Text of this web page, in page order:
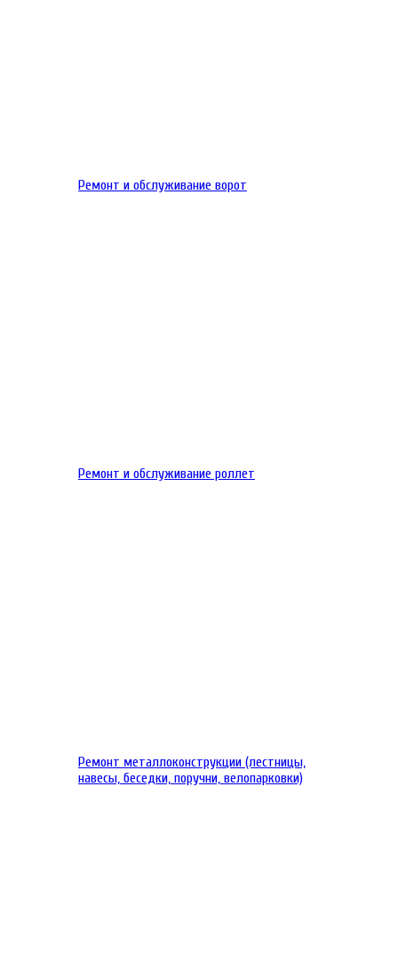
Ремонт и обслуживание ворот
Ремонт и обслуживание роллет
Ремонт металлоконструкции (лестницы,
навесы, беседки, поручни, велопарковки)